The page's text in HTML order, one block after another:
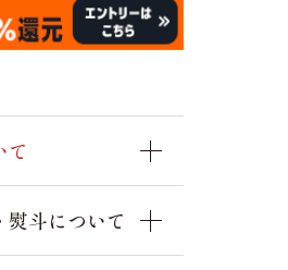
て
斗について